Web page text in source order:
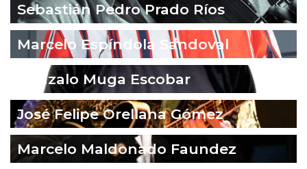
Sebastián Pedro Prado Ríos
Marcelo Espíndola Sandoval
Gonzalo Muga Escobar
José Felipe Orellana Gómez
Marcelo Maldonado Faundez